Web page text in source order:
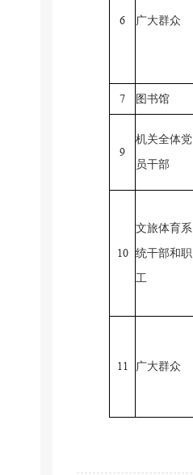
6 广大群众
7 图书馆
9
机关全体党
员干部
10
文旅体育系
统干部和职
工
11 广大群众